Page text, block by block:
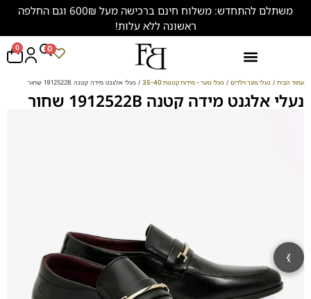
משתלם להתחדש: משלוח חינם ברכישה מעל 600₪ וגם החלפה
ראשונה ללא עלות!
0 0
עמוד הבית / נעלי נוער וילדים / נעלי נוער - מידות קטנות 35-40 / נעלי אלגנט מידה קטנה 1912522B שחור
נעלי אלגנט מידה קטנה 1912522B שחור
‹
›